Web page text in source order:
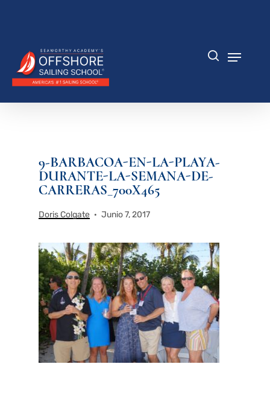
principal
9-BARBACOA-EN-LA-PLAYA-
DURANTE-LA-SEMANA-DE-
CARRERAS_700X465
Doris Colgate Junio 7, 2017
menú